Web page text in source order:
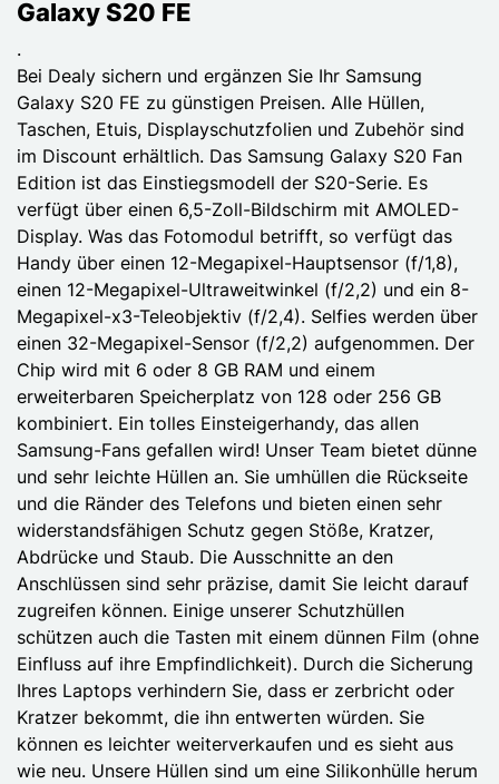
Galaxy S20 FE
.
Bei Dealy sichern und ergänzen Sie Ihr Samsung
Galaxy S20 FE zu günstigen Preisen. Alle Hüllen,
Taschen, Etuis, Displayschutzfolien und Zubehör sind
im Discount erhältlich. Das Samsung Galaxy S20 Fan
Edition ist das Einstiegsmodell der S20-Serie. Es
verfügt über einen 6,5-Zoll-Bildschirm mit AMOLED-
Display. Was das Fotomodul betrifft, so verfügt das
Handy über einen 12-Megapixel-Hauptsensor (f/1,8),
einen 12-Megapixel-Ultraweitwinkel (f/2,2) und ein 8-
Megapixel-x3-Teleobjektiv (f/2,4). Selfies werden über
einen 32-Megapixel-Sensor (f/2,2) aufgenommen. Der
Chip wird mit 6 oder 8 GB RAM und einem
erweiterbaren Speicherplatz von 128 oder 256 GB
kombiniert. Ein tolles Einsteigerhandy, das allen
Samsung-Fans gefallen wird! Unser Team bietet dünne
und sehr leichte Hüllen an. Sie umhüllen die Rückseite
und die Ränder des Telefons und bieten einen sehr
widerstandsfähigen Schutz gegen Stöße, Kratzer,
Abdrücke und Staub. Die Ausschnitte an den
Anschlüssen sind sehr präzise, damit Sie leicht darauf
zugreifen können. Einige unserer Schutzhüllen
schützen auch die Tasten mit einem dünnen Film (ohne
Einfluss auf ihre Empfindlichkeit). Durch die Sicherung
Ihres Laptops verhindern Sie, dass er zerbricht oder
Kratzer bekommt, die ihn entwerten würden. Sie
können es leichter weiterverkaufen und es sieht aus
wie neu. Unsere Hüllen sind um eine Silikonhülle herum